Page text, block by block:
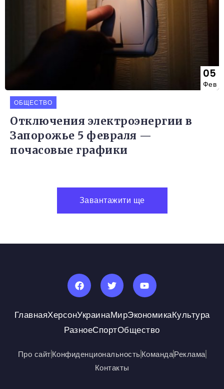
05
Фев
ОБЩЕСТВО
Отключения электроэнергии в
Запорожье 5 февраля —
почасовые графики
Завантажити ще
ГлавнаяХерсонУкраинаМирЭкономикаКультура
РазноеСпортОбщество
Про сайтКонфиденциональностьКомандаРеклама
Контакты